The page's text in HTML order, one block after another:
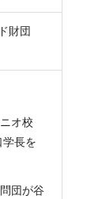
財団
オ校
長を
団が谷